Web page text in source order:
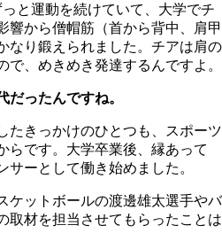
と運動を続けていて、大学でチ
響から僧帽筋（首から背中、肩甲
なり鍛えられました。チアは肩の
で、めきめき発達するんですよ。
ったんですね。
きっかけのひとつも、スポーツ
らです。大学卒業後、縁あって
ーとして働き始めました。
ケットボールの渡邊雄太選手やバ
取材を担当させてもらったことは